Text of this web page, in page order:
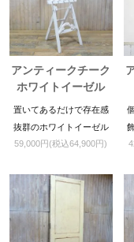
アンティークチーク
ホワイトイーゼル
置いてあるだけで存在感
抜群のホワイトイーゼル
です
59,000円(税込64,900円)